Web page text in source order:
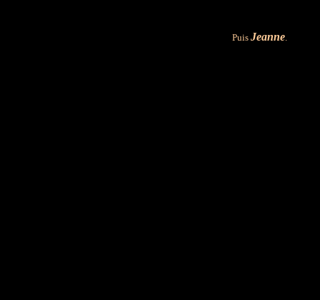
Puis Jeanne.